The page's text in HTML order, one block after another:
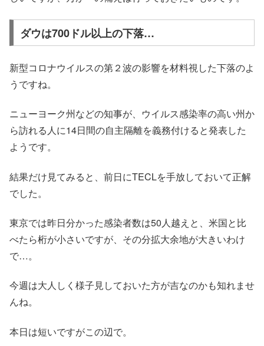
ダウは700ドル以上の下落…
新型コロナウイルスの第２波の影響を材料視した下落のよ
うですね。
ニューヨーク州などの知事が、ウイルス感染率の高い州か
ら訪れる人に14日間の自主隔離を義務付けると発表した
ようです。
結果だけ見てみると、前日にTECLを手放しておいて正解
でした。
東京では昨日分かった感染者数は50人越えと、米国と比
べたら桁が小さいですが、その分拡大余地が大きいわけ
で…。
今週は大人しく様子見しておいた方が吉なのかも知れませ
んね。
本日は短いですがこの辺で。